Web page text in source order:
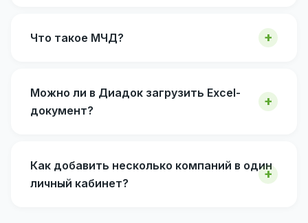
Что такое МЧД?
Можно ли в Диадок загрузить Excel-
документ?
Как добавить несколько компаний в один
личный кабинет?